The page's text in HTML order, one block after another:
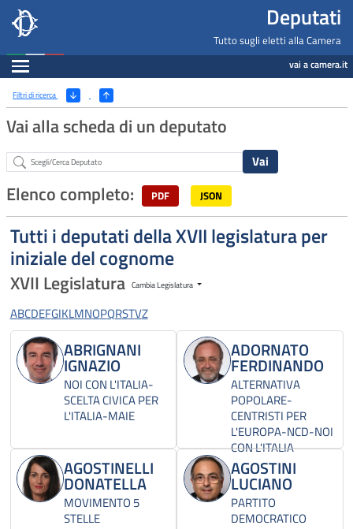
Deputati, Camera dei Deputati -
Salta al contenuto principale
Salta al menu di navigazione Deputati
Tutto sugli eletti alla Camera
Espandi vai a camera.it
Ricerca
Filtri di ricerca (Apri/Chiudi filtri)
Vai alla scheda di un deputato
Abstract
Elenco completo: PDF JSON
Tutti i deputati della XVII legislatura per
iniziale del cognome
XVII Legislatura Cambia Legislatura
ABCDEFGIKLMNOPQRSTVZ
ABRIGNANI
IGNAZIO
NOI CON L'ITALIA-
SCELTA CIVICA PER
L'ITALIA-MAIE
ADORNATO
FERDINANDO
ALTERNATIVA
POPOLARE-
CENTRISTI PER
L'EUROPA-NCD-NOI
CON L'ITALIA
AGOSTINELLI
DONATELLA
MOVIMENTO 5
STELLE
AGOSTINI
LUCIANO
PARTITO
DEMOCRATICO
Navigazione pagine di servizio
Fine pagina
Salta al contenuto principale
Salta al menu di navigazione
Vai a inizio pagina